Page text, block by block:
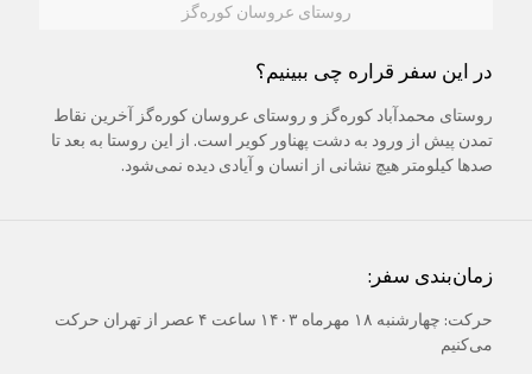
روستای عروسان کوره‌گز
در این سفر قراره چی ببینیم؟
روستای محمدآباد کوره‌گز و روستای عروسان کوره‌گز آخرین نقاط
تمدن پیش از ورود به دشت پهناور کویر است. از این روستا به بعد تا
صدها کیلومتر هیچ نشانی از انسان و آیادی دیده نمی‌شود.
زمان‌بندی سفر:
حرکت: چهارشنبه ۱۸ مهرماه ۱۴۰۳ ساعت ۴ عصر از تهران حرکت
می‌کنیم